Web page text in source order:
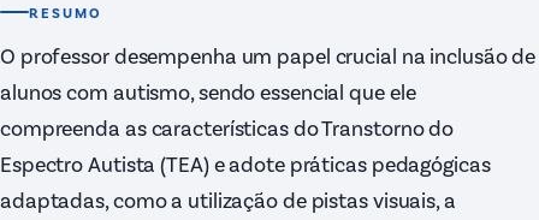
RESUMO
O professor desempenha um papel crucial na inclusão de
alunos com autismo, sendo essencial que ele
compreenda as características do Transtorno do
Espectro Autista (TEA) e adote práticas pedagógicas
adaptadas, como a utilização de pistas visuais, a